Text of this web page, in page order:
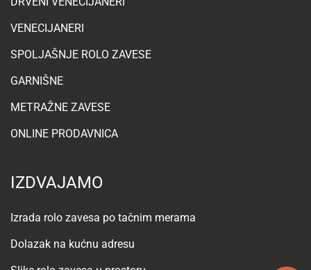
VENECIJANERI
SPOLJAŠNJE ROLO ZAVESE
GARNIŠNE
METRAŽNE ZAVESE
ONLINE PRODAVNICA
IZDVAJAMO
Izrada rolo zavesa po tačnim merama
Dolazak na kućnu adresu